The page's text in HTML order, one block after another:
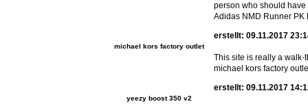
person who should
Adidas NMD Runner PK
michael kors factory outlet
erstellt: 09.11.2017
This site is really a
michael kors factory
yeezy boost 350 v2
erstellt: 09.11.2017